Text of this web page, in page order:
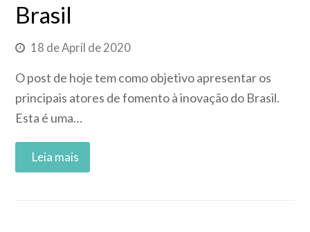
Brasil
18 de April de 2020
O post de hoje tem como objetivo apresentar os
principais atores de fomento à inovação do Brasil.
Esta é uma…